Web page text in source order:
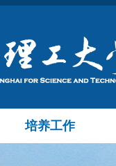
培养工作